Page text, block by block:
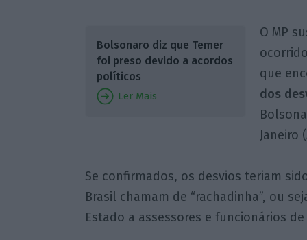
Bolsonaro diz que Temer
foi preso devido a acordos
políticos
Ler Mais
O MP
que
dos
Janeiro
Se confirmados, os desvios teriam
Brasil chamam de “rachadinha”, ou
Estado a assessores e funcionários